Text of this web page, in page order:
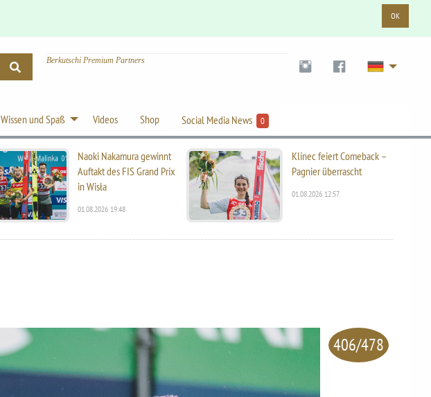
OK
Berkutschi Premium Partners
Wissen und Spaß Videos Shop Social Media News 0
Naoki Nakamura gewinnt
Auftakt des FIS Grand Prix
in Wisła
01.08.2026 19:48
Klinec feiert Comeback –
Pagnier überrascht
01.08.2026 12:57
406/478